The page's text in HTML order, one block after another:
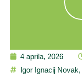
4 aprila, 2026
Igor Ignacij Novak,